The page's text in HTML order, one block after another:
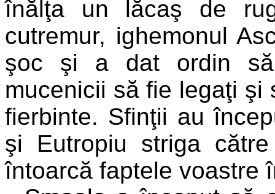
înălţa un lăcaş de
cutremur, ighemonul
şoc şi a dat ordin
mucenicii să fie legaţi şi
fierbinte. Sfinţii au
şi Eutropiu striga
întoarcă faptele voastre